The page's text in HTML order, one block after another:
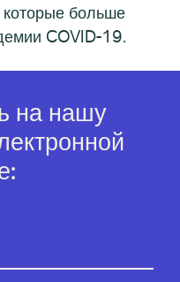
больше
COVID-19.
на нашу